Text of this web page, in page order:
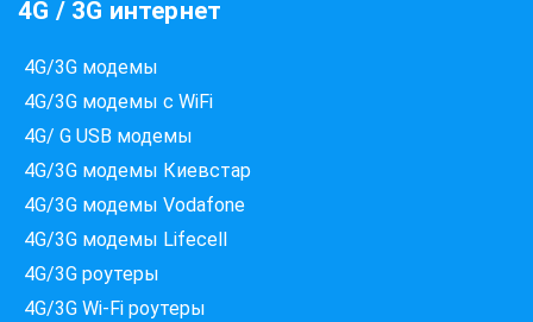
4G / 3G интернет
4G/3G модемы
4G/3G модемы с WiFi
4G/ G USB модемы
4G/3G модемы Киевстар
4G/3G модемы Vodafone
4G/3G модемы Lifecell
4G/3G роутеры
4G/3G Wi-Fi роутеры